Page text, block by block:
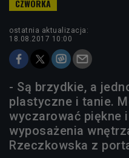
ostatnia aktualizacja:
18.08.2017 10:00
- Są brzydkie, a
plastyczne i tanie.
wyczarować piękne
wyposażenia
Rzeczkowska z